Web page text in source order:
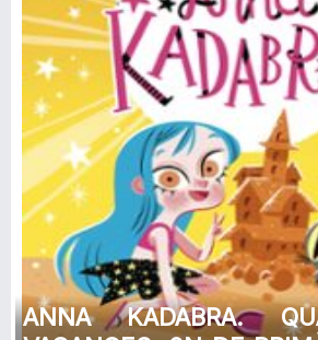
ANNA KADABRA.